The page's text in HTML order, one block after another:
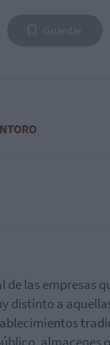
de las empresas
distinto a